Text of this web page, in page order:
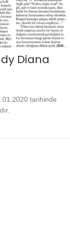
Diana
tarihinde